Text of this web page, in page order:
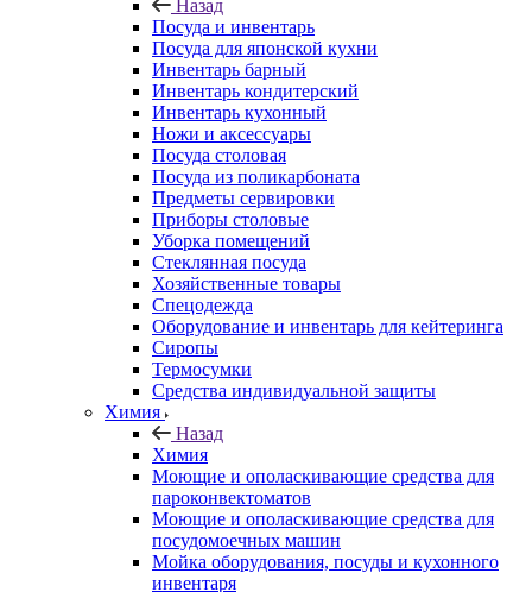
Назад
Посуда и инвентарь
Посуда для японской кухни
Инвентарь барный
Инвентарь кондитерский
Инвентарь кухонный
Ножи и аксессуары
Посуда столовая
Посуда из поликарбоната
Предметы сервировки
Приборы столовые
Уборка помещений
Стеклянная посуда
Хозяйственные товары
Спецодежда
Оборудование и инвентарь для кейтеринга
Сиропы
Термосумки
Средства индивидуальной защиты
Химия
Назад
Химия
Моющие и ополаскивающие средства для
пароконвектоматов
Моющие и ополаскивающие средства для
посудомоечных машин
Мойка оборудования, посуды и кухонного
инвентаря